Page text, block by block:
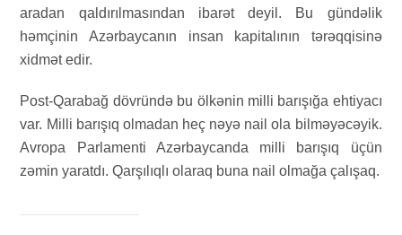
aradan qaldırılmasından ibarət deyil. Bu gündəlik
həmçinin Azərbaycanın insan kapitalının tərəqqisinə
xidmət edir.
Post-Qarabağ dövründə bu ölkənin milli barışığa ehtiyacı
var. Milli barışıq olmadan heç nəyə nail ola bilməyəcəyik.
Avropa Parlamenti Azərbaycanda milli barışıq üçün
zəmin yaratdı. Qarşılıqlı olaraq buna nail olmağa çalışaq.